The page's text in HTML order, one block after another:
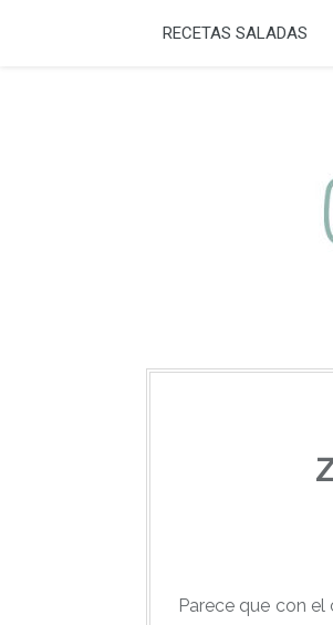
RECETAS SALADAS
Parece que con